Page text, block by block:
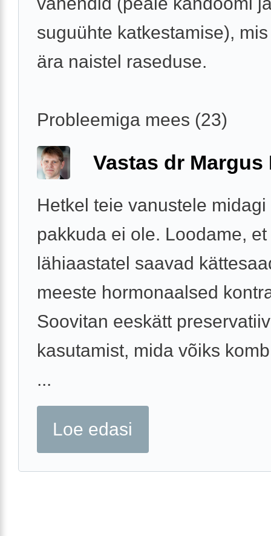
suguühte katkestamise),
ära naistel raseduse.
Probleemiga mees (23)
Vastas dr Margus
Hetkel teie vanustele midagi
pakkuda ei ole. Loodame, et
lähiaastatel saavad
meeste hormonaalsed
Soovitan eeskätt
kasutamist, mida võiks
...
Loe edasi